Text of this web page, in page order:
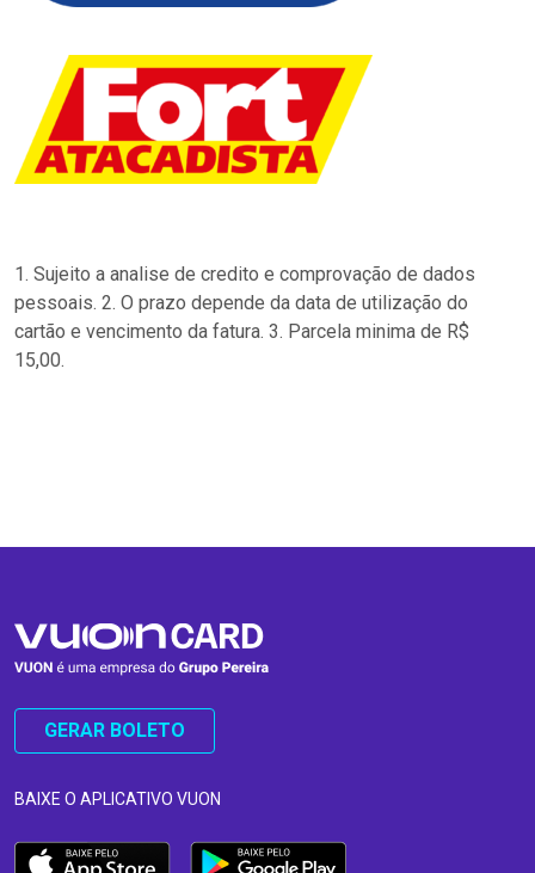
1. Sujeito a analise de credito e comprovação de dados
pessoais. 2. O prazo depende da data de utilização do
cartão e vencimento da fatura. 3. Parcela minima de R$
15,00.
GERAR BOLETO
BAIXE O APLICATIVO VUON